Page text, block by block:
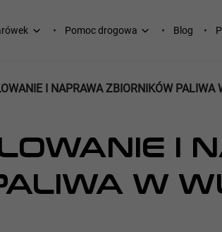
Pomoc drogowa Blog
I NAPRAWA ZBIORNIKÓW PALIWA
I
W